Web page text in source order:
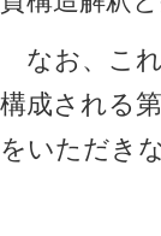
なお、これ
構成される
をいただき